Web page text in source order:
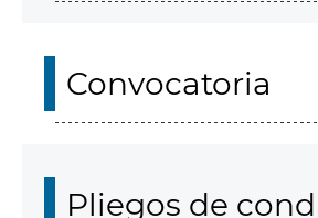
Convocatoria
Pliegos de